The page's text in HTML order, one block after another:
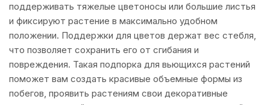
поддерживать тяжелые цветоносы или большие листья
и фиксируют растение в максимально удобном
положении. Поддержки для цветов держат вес стебля,
что позволяет сохранить его от сгибания и
повреждения. Такая подпорка для вьющихся растений
поможет вам создать красивые объемные формы из
побегов, проявить растениям свои декоративные